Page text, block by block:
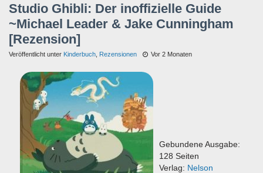
Studio Ghibli: Der inoffizielle Guide
~Michael Leader & Jake Cunningham
[Rezension]
Veröffentlicht unter Kinderbuch Rezensionen Vor 2 Monaten
Gebundene Ausgabe:
128 Seiten
Verlag: Nelson